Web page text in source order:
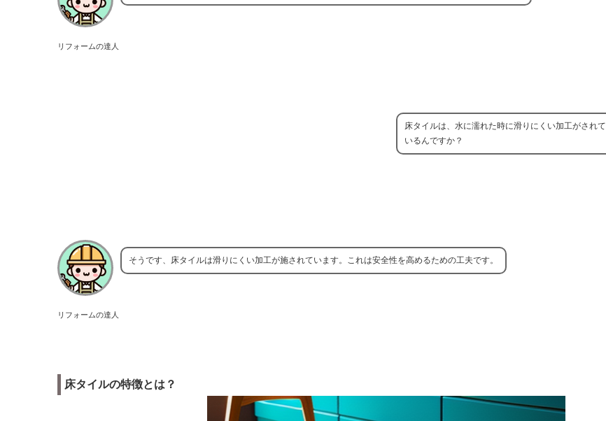
リフォームの達人
床タイルは、水に濡れた時に滑りにくい加工がされて
いるんですか？
リフォームの達人
そうです、床タイルは滑りにくい加工が施されています。これは安全性を高めるための工夫です。
床タイルの特徴とは？